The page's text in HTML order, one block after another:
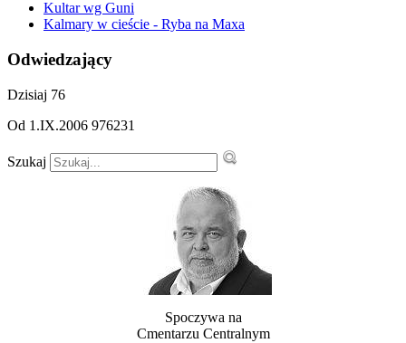
Kultar wg Guni
Kalmary w cieście - Ryba na Maxa
Odwiedzający
Dzisiaj 76
Od 1.IX.2006 976231
Szukaj
Spoczywa na
Cmentarzu Centralnym